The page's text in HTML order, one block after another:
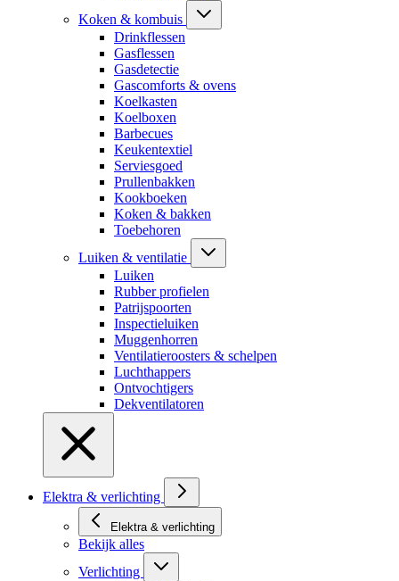
Koken & kombuis
Drinkflessen
Gasflessen
Gasdetectie
Gascomforts & ovens
Koelkasten
Koelboxen
Barbecues
Keukentextiel
Serviesgoed
Prullenbakken
Kookboeken
Koken & bakken
Toebehoren
Luiken & ventilatie
Luiken
Rubber profielen
Patrijspoorten
Inspectieluiken
Muggenhorren
Ventilatieroosters & schelpen
Luchthappers
Ontvochtigers
Dekventilatoren
Elektra & verlichting
Elektra & verlichting
Bekijk alles
Verlichting